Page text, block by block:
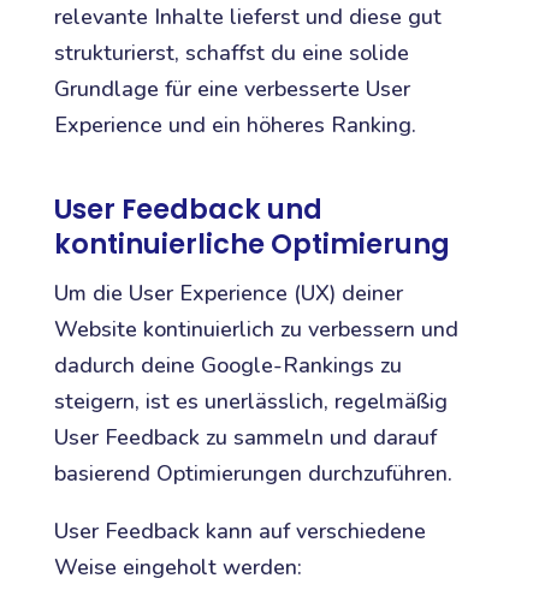
relevante Inhalte lieferst und diese gut
strukturierst, schaffst du eine solide
Grundlage für eine verbesserte User
Experience und ein höheres Ranking.
User Feedback und
kontinuierliche Optimierung
Um die User Experience (UX) deiner
Website kontinuierlich zu verbessern und
dadurch deine Google-Rankings zu
steigern, ist es unerlässlich, regelmäßig
User Feedback zu sammeln und darauf
basierend Optimierungen durchzuführen.
User Feedback kann auf verschiedene
Weise eingeholt werden: